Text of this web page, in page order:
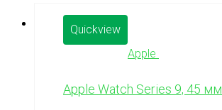
Quickview
Apple
Apple Watch Series 9, 45 мм